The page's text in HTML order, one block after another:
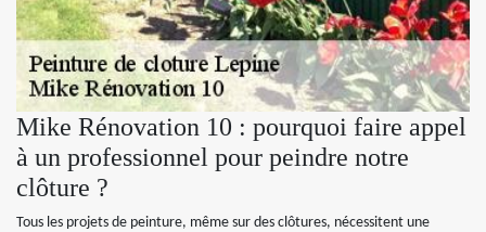
Mike Rénovation 10 : pourquoi faire appel
à un professionnel pour peindre notre
clôture ?
Tous les projets de peinture, même sur des clôtures, nécessitent une